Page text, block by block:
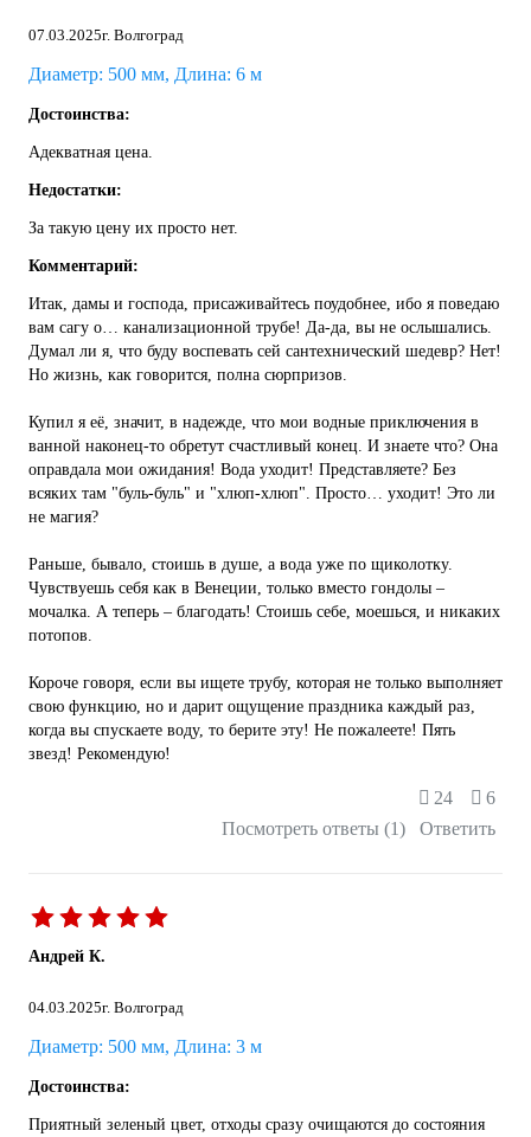
07.03.2025г. Волгоград
Диаметр: 500 мм, Длина: 6 м
Достоинства:
Адекватная цена.
Недостатки:
За такую цену их просто нет.
Комментарий:
Итак, дамы и господа, присаживайтесь поудобнее, ибо я поведаю
вам сагу о… канализационной трубе! Да-да, вы не ослышались.
Думал ли я, что буду воспевать сей сантехнический шедевр? Нет!
Но жизнь, как говорится, полна сюрпризов.
Купил я её, значит, в надежде, что мои водные приключения в
ванной наконец-то обретут счастливый конец. И знаете что? Она
оправдала мои ожидания! Вода уходит! Представляете? Без
всяких там "буль-буль" и "хлюп-хлюп". Просто… уходит! Это ли
не магия?
Раньше, бывало, стоишь в душе, а вода уже по щиколотку.
Чувствуешь себя как в Венеции, только вместо гондолы –
мочалка. А теперь – благодать! Стоишь себе, моешься, и никаких
потопов.
Короче говоря, если вы ищете трубу, которая не только выполняет
свою функцию, но и дарит ощущение праздника каждый раз,
когда вы спускаете воду, то берите эту! Не пожалеете! Пять
звезд! Рекомендую!
Посмотреть ответы (1) Ответить
24 6
Андрей К.
04.03.2025г. Волгоград
Диаметр: 500 мм, Длина: 3 м
Достоинства:
Приятный зеленый цвет, отходы сразу очищаются до состояния